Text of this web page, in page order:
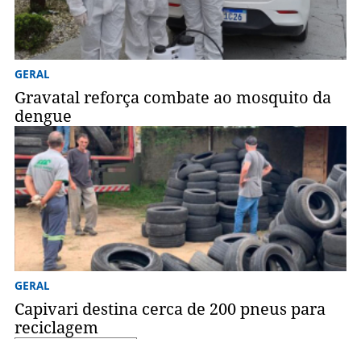
GERAL
Gravatal reforça combate ao mosquito da
dengue
GERAL
Capivari destina cerca de 200 pneus para
reciclagem